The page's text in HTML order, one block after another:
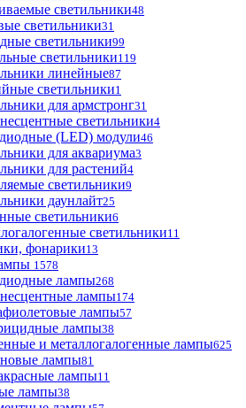
светильники48
светильники31
светильники99
светильники119
линейные87
светильники1
для армстронг31
светильники4
(LED) модули46
для аквариума3
для растений4
светильники9
даунлайт25
светильники6
светильники11
фонарики13
1578
лампы268
лампы174
лампы57
лампы38
и металлогалогенные лампы625
лампы81
лампы11
лампы38